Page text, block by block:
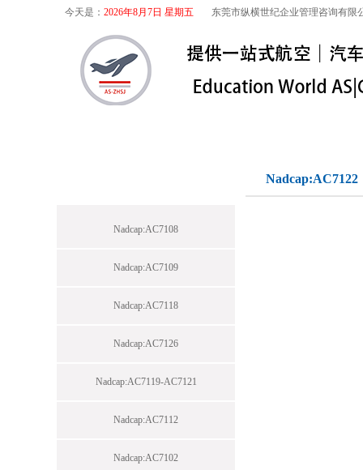
今天是： 2026年8月7日 星期五 东莞市纵横世纪企业管理咨询有限
Nadcap:AC7108
Nadcap:AC7109
Nadcap:AC7118
Nadcap:AC7126
Nadcap:AC7119-AC7121
Nadcap:AC7112
Nadcap:AC7102
Nadcap:AC7122